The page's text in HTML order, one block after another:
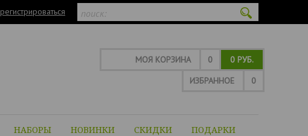
МОЯ КОРЗИНА 0
0 РУБ.
ИЗБРАННОЕ
0
НАБОРЫ НОВИНКИ СКИДКИ ПОДАРКИ